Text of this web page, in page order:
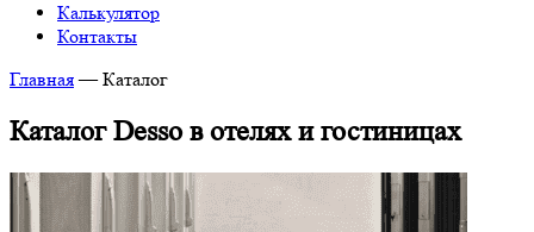
Калькулятор
Контакты
Главная — Каталог
Каталог Desso в отелях и гостиницах